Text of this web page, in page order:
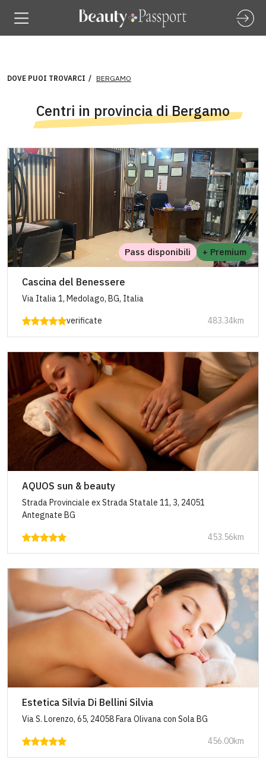
DOVE PUOI TROVARCI BERGAMO
Centri in provincia di Bergamo
Pass disponibili + Premium
Cascina del Benessere
Via Italia 1, Medolago, BG, Italia
verificate 483.34km
AQUOS sun & beauty
Strada Provinciale ex Strada Statale 11, 3, 24051
Antegnate BG
453.56km
Estetica Silvia Di Bellini Silvia
Via S. Lorenzo, 65, 24058 Fara Olivana con Sola BG
456.00km